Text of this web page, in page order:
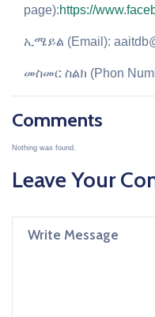
page):https://
ኢሜይል (Email):
መስመር ስልክ (Phon
Comments
Nothing was found.
Leave Your